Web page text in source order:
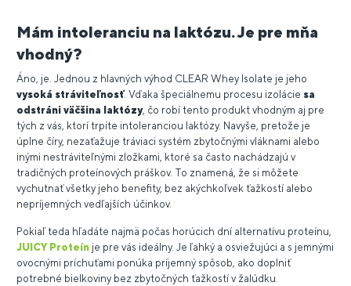
Mám intoleranciu na laktózu. Je pre mňa
vhodný?
Áno, je. Jednou z hlavných výhod CLEAR Whey Isolate je jeho
vysoká stráviteľnosť. Vďaka špeciálnemu procesu izolácie sa
odstráni väčšina laktózy, čo robí tento produkt vhodným aj pre
tých z vás, ktorí trpíte intoleranciou laktózy. Navyše, pretože je
úplne číry, nezaťažuje tráviaci systém zbytočnými vláknami alebo
inými nestráviteľnými zložkami, ktoré sa často nachádzajú v
tradičných proteínových práškov. To znamená, že si môžete
vychutnať všetky jeho benefity, bez akýchkoľvek ťažkostí alebo
nepríjemných vedľajších účinkov.
Pokiaľ teda hľadáte najmä počas horúcich dní alternatívu proteínu,
JUICY Proteín je pre vás ideálny. Je ľahký a osviežujúci a s jemnými
ovocnými príchuťami ponúka príjemný spôsob, ako doplniť
potrebné bielkoviny bez zbytočných ťažkostí v žalúdku.